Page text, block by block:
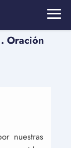
Oración
nuestras